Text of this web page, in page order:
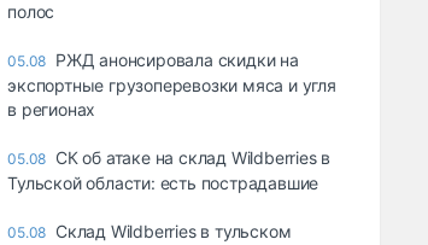
полос
05.08 РЖД анонсировала скидки на
экспортные грузоперевозки мяса и угля
в регионах
05.08 СК об атаке на склад Wildberries в
Тульской области: есть пострадавшие
05.08 Склад Wildberries в тульском